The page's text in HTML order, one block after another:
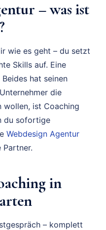
– was ist
wie es geht – du setzt
Skills auf. Eine
hat seinen
die
wollen, ist Coaching
du sofortige
Webdesign Agentur
in
– komplett